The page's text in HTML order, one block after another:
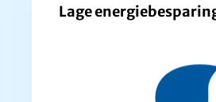
Lage